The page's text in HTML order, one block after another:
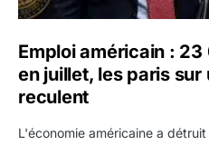
Emploi américain :
en juillet, les paris sur
reculent
L'économie américaine a